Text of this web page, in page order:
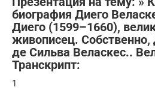
биография Диего
Диего (1599–1660),
живописец. Собственно,
де Сильва Веласкес..
Транскрипт:
1